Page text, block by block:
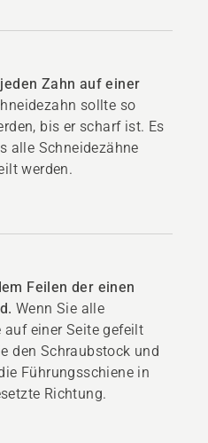
Zahn auf einer
sollte so
bis er scharf ist. Es
alle Schneidezähne
werden.
Feilen der einen
Wenn Sie alle
auf einer Seite gefeilt
den Schraubstock und
Führungsschiene in
Richtung.